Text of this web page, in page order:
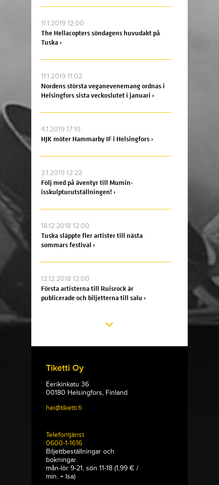
11.1.2019 12:00
The Hellacopters söndagens huvudakt på
Tuska ›
11.1.2019 11:02
Nordens största veganevenemang ordnas i
Helsingfors sista veckoslutet i januari ›
4.1.2019 17:10
HJK möter Hammarby IF i Helsingfors ›
3.1.2019 12:22
Följ med på äventyr till Mumin-
isskulpturutställningen! ›
18.12.2018 12:00
Tuska släppte fler artister till nästa
sommars festival ›
12.12.2018 12:00
Första artisterna till Ruisrock är
publicerade och biljetterna till salu ›
Tiketti Oy
Eerikinkatu 36
00180 Helsingfors, Finland
hei@tiketti.fi
Telefontjänst
0600-1-1616
Biljettbeställningar och
bokningar.
mån-lör 9-21, sön 11-18 (1,99 € /
min. + lsa)